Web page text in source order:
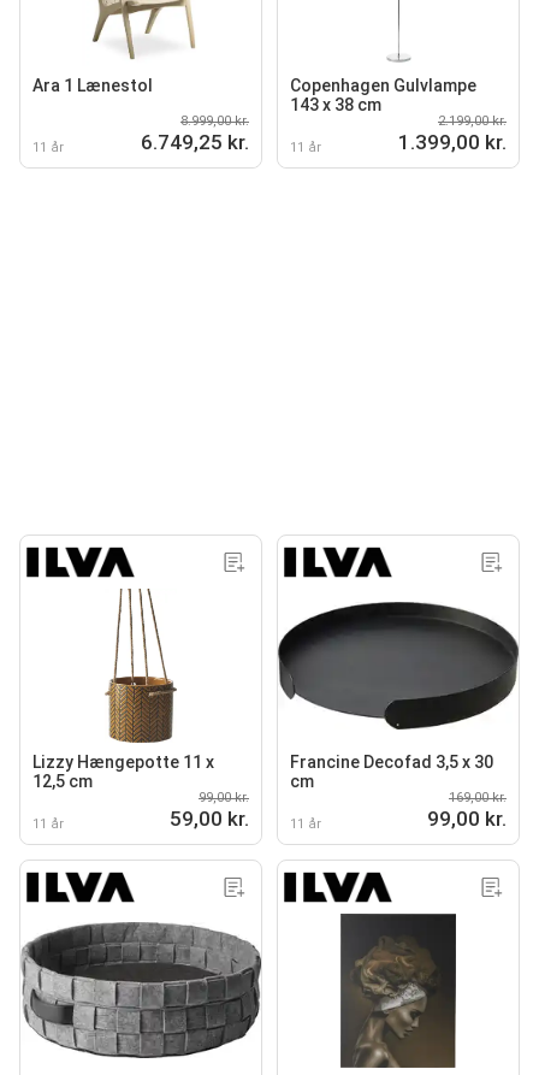
Ara 1 Lænestol
11 år
8.999,00 kr.
6.749,25 kr.
Copenhagen Gulvlampe
143 x 38 cm
11 år
2.199,00 kr.
1.399,00 kr.
Lizzy Hængepotte 11 x
12,5 cm
11 år
99,00 kr.
59,00 kr.
Francine Decofad 3,5 x 30
cm
11 år
169,00 kr.
99,00 kr.